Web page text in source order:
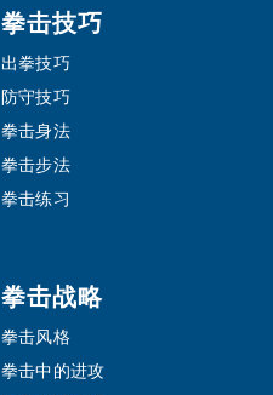
拳击技巧
出拳技巧
防守技巧
拳击身法
拳击步法
拳击练习
拳击战略
拳击风格
拳击中的进攻